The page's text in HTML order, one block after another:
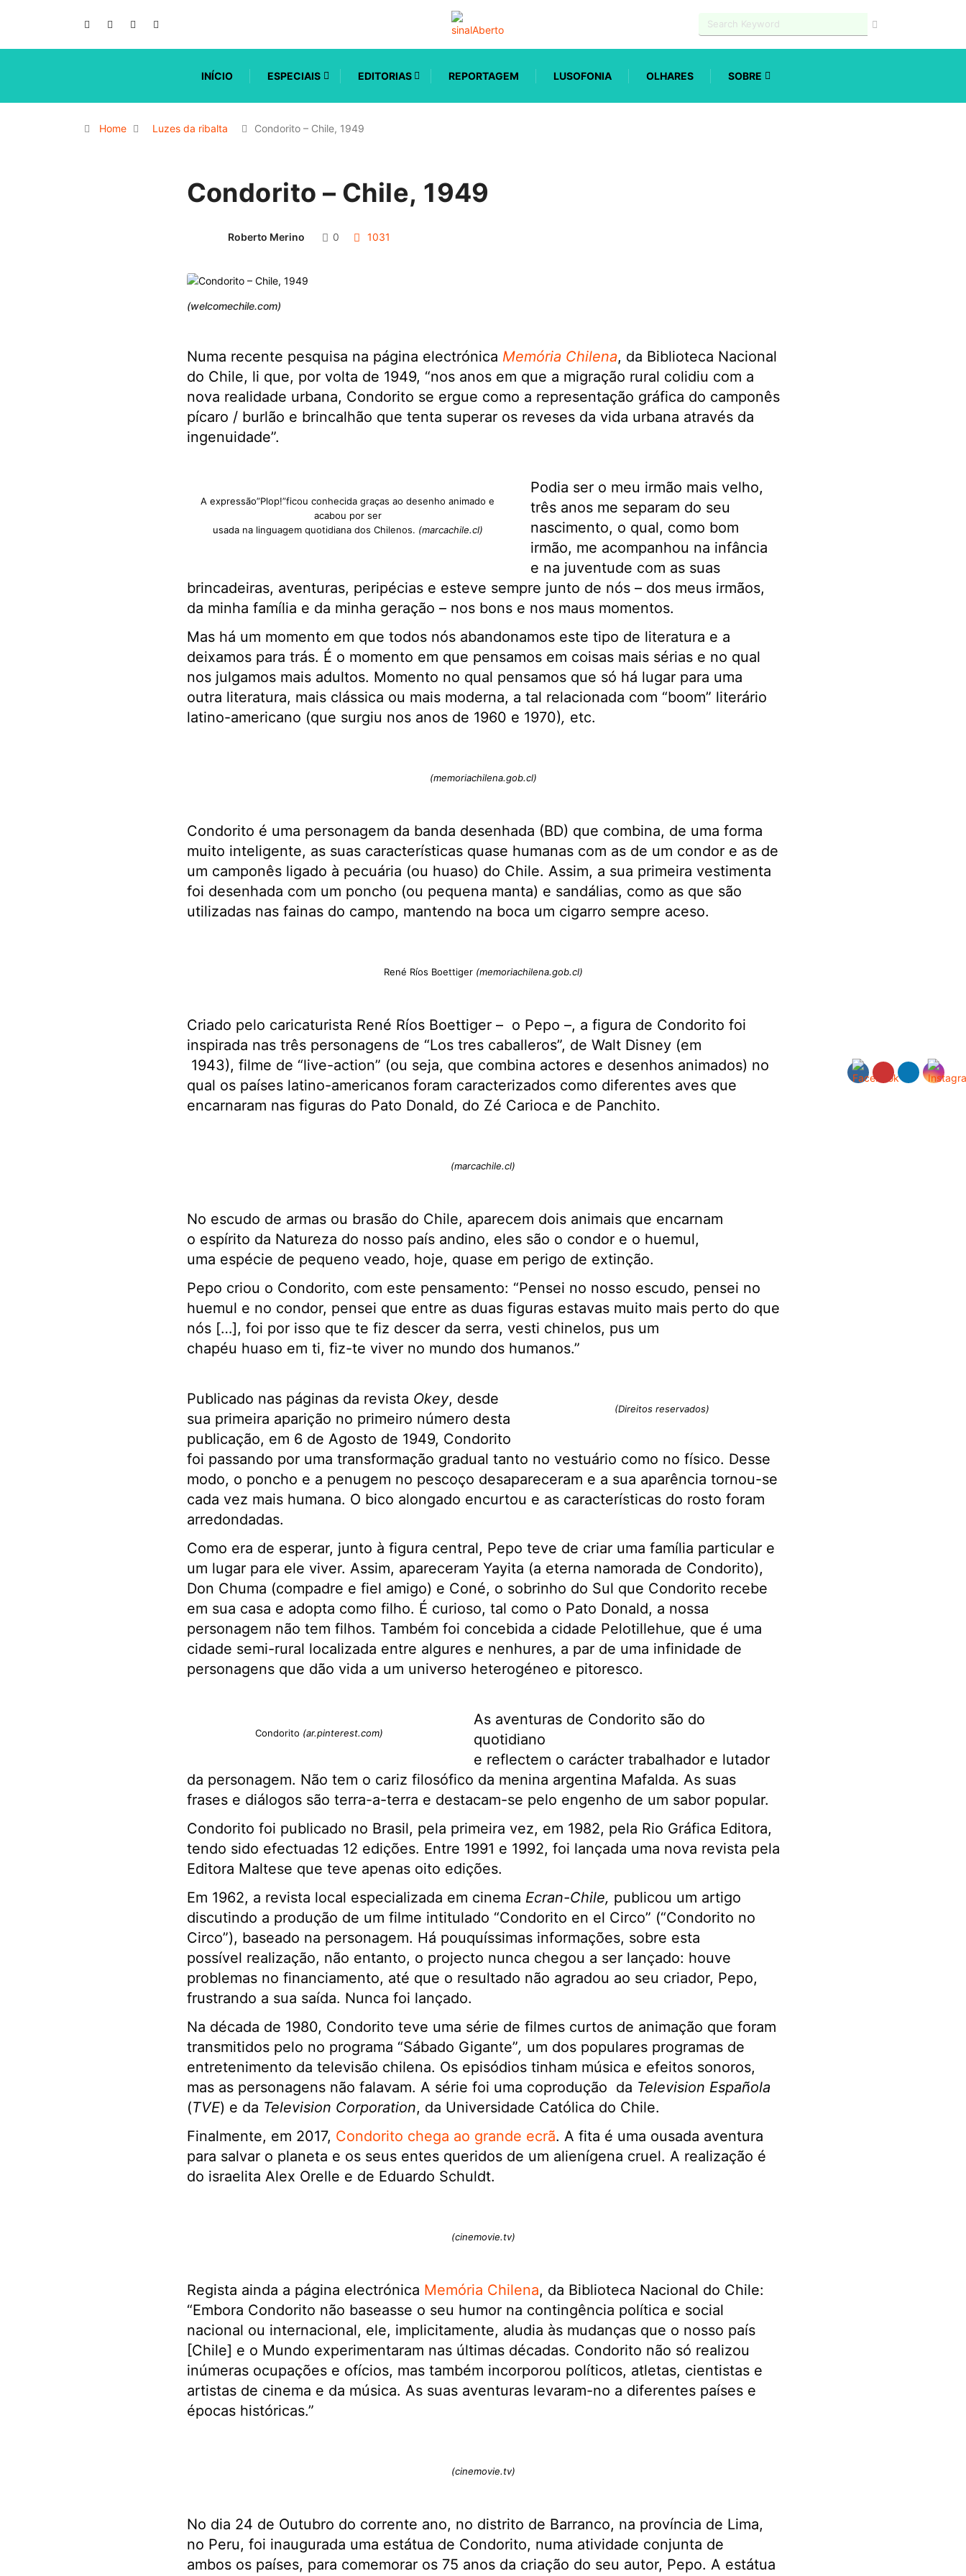
INÍCIO ESPECIAIS EDITORIAS REPORTAGEM LUSOFONIA OLHARES SOBRE
Home Luzes da ribalta Condorito – Chile, 1949
Condorito – Chile, 1949
Roberto Merino 0 1031
(welcomechile.com)
Numa recente pesquisa na página electrónica Memória Chilena, da Biblioteca Nacional
do Chile, li que, por volta de 1949, “nos anos em que a migração rural colidiu com a
nova realidade urbana, Condorito se ergue como a representação gráfica do camponês
pícaro / burlão e brincalhão que tenta superar os reveses da vida urbana através da
ingenuidade”.
A expressão”Plop!”ficou conhecida graças ao desenho animado e
acabou por ser
usada na linguagem quotidiana dos Chilenos. (marcachile.cl)
Podia ser o meu irmão mais velho,
três anos me separam do seu
nascimento, o qual, como bom
irmão, me acompanhou na infância
e na juventude com as suas
brincadeiras, aventuras, peripécias e esteve sempre junto de nós – dos meus irmãos,
da minha família e da minha geração – nos bons e nos maus momentos.
Mas há um momento em que todos nós abandonamos este tipo de literatura e a
deixamos para trás. É o momento em que pensamos em coisas mais sérias e no qual
nos julgamos mais adultos. Momento no qual pensamos que só há lugar para uma
outra literatura, mais clássica ou mais moderna, a tal relacionada com “boom” literário
latino-americano (que surgiu nos anos de 1960 e 1970), etc.
(memoriachilena.gob.cl)
Condorito é uma personagem da banda desenhada (BD) que combina, de uma forma
muito inteligente, as suas características quase humanas com as de um condor e as de
um camponês ligado à pecuária (ou huaso) do Chile. Assim, a sua primeira vestimenta
foi desenhada com um poncho (ou pequena manta) e sandálias, como as que são
utilizadas nas fainas do campo, mantendo na boca um cigarro sempre aceso.
René Ríos Boettiger (memoriachilena.gob.cl)
Criado pelo caricaturista René Ríos Boettiger – o Pepo –, a figura de Condorito foi
inspirada nas três personagens de “Los tres caballeros”, de Walt Disney (em
1943), filme de “live-action” (ou seja, que combina actores e desenhos animados) no
qual os países latino-americanos foram caracterizados como diferentes aves que
encarnaram nas figuras do Pato Donald, do Zé Carioca e de Panchito.
(marcachile.cl)
No escudo de armas ou brasão do Chile, aparecem dois animais que encarnam
o espírito da Natureza do nosso país andino, eles são o condor e o huemul,
uma espécie de pequeno veado, hoje, quase em perigo de extinção.
Pepo criou o Condorito, com este pensamento: “Pensei no nosso escudo, pensei no
huemul e no condor, pensei que entre as duas figuras estavas muito mais perto do que
nós […], foi por isso que te fiz descer da serra, vesti chinelos, pus um
chapéu huaso em ti, fiz-te viver no mundo dos humanos.”
(Direitos reservados)
Publicado nas páginas da revista Okey, desde
sua primeira aparição no primeiro número desta
publicação, em 6 de Agosto de 1949, Condorito
foi passando por uma transformação gradual tanto no vestuário como no físico. Desse
modo, o poncho e a penugem no pescoço desapareceram e a sua aparência tornou-se
cada vez mais humana. O bico alongado encurtou e as características do rosto foram
arredondadas.
Como era de esperar, junto à figura central, Pepo teve de criar uma família particular e
um lugar para ele viver. Assim, apareceram Yayita (a eterna namorada de Condorito),
Don Chuma (compadre e fiel amigo) e Coné, o sobrinho do Sul que Condorito recebe
em sua casa e adopta como filho. É curioso, tal como o Pato Donald, a nossa
personagem não tem filhos. Também foi concebida a cidade Pelotillehue, que é uma
cidade semi-rural localizada entre algures e nenhures, a par de uma infinidade de
personagens que dão vida a um universo heterogéneo e pitoresco.
Condorito (ar.pinterest.com)
As aventuras de Condorito são do
quotidiano
e reflectem o carácter trabalhador e lutador
da personagem. Não tem o cariz filosófico da menina argentina Mafalda. As suas
frases e diálogos são terra-a-terra e destacam-se pelo engenho de um sabor popular.
Condorito foi publicado no Brasil, pela primeira vez, em 1982, pela Rio Gráfica Editora,
tendo sido efectuadas 12 edições. Entre 1991 e 1992, foi lançada uma nova revista pela
Editora Maltese que teve apenas oito edições.
Em 1962, a revista local especializada em cinema Ecran-Chile, publicou um artigo
discutindo a produção de um filme intitulado “Condorito en el Circo” (“Condorito no
Circo”), baseado na personagem. Há pouquíssimas informações, sobre esta
possível realização, não entanto, o projecto nunca chegou a ser lançado: houve
problemas no financiamento, até que o resultado não agradou ao seu criador, Pepo,
frustrando a sua saída. Nunca foi lançado.
Na década de 1980, Condorito teve uma série de filmes curtos de animação que foram
transmitidos pelo no programa “Sábado Gigante”, um dos populares programas de
entretenimento da televisão chilena. Os episódios tinham música e efeitos sonoros,
mas as personagens não falavam. A série foi uma coprodução da Television Española
(TVE) e da Television Corporation, da Universidade Católica do Chile.
Finalmente, em 2017, Condorito chega ao grande ecrã. A fita é uma ousada aventura
para salvar o planeta e os seus entes queridos de um alienígena cruel. A realização é
do israelita Alex Orelle e de Eduardo Schuldt.
(cinemovie.tv)
Regista ainda a página electrónica Memória Chilena, da Biblioteca Nacional do Chile:
“Embora Condorito não baseasse o seu humor na contingência política e social
nacional ou internacional, ele, implicitamente, aludia às mudanças que o nosso país
[Chile] e o Mundo experimentaram nas últimas décadas. Condorito não só realizou
inúmeras ocupações e ofícios, mas também incorporou políticos, atletas, cientistas e
artistas de cinema e da música. As suas aventuras levaram-no a diferentes países e
épocas históricas.”
(cinemovie.tv)
No dia 24 de Outubro do corrente ano, no distrito de Barranco, na província de Lima,
no Peru, foi inaugurada uma estátua de Condorito, numa atividade conjunta de
ambos os países, para comemorar os 75 anos da criação do seu autor, Pepo. A estátua